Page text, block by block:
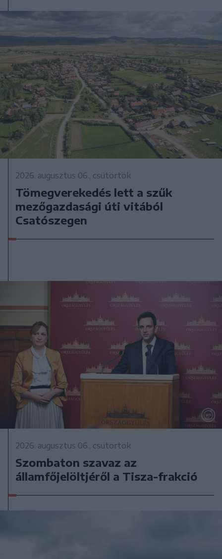
2026. augusztus 06., csütörtök
Tömegverekedés lett a szűk
mezőgazdasági úti vitából
Csatószegen
2026. augusztus 06., csütörtök
Szombaton szavaz az
államfőjelöltjéről a Tisza-frakció